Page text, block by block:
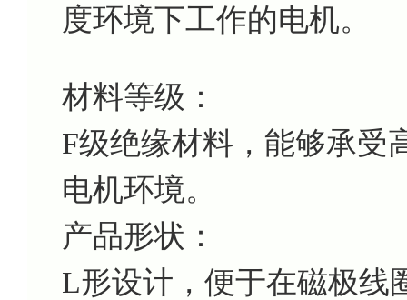
度环境下工作的电机。
材料等级：
F级绝缘材料，能够承受
电机环境。
产品形状：
L形设计，便于在磁极线